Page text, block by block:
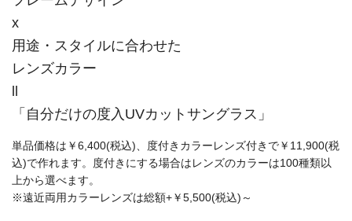
x
用途・スタイルに合わせた
レンズカラー
ll
「自分だけの度入UVカットサングラス」
単品価格は￥6,400(税込)、度付きカラーレンズ付きで￥11,900(税
込)で作れます。度付きにする場合はレンズのカラーは100種類以
上から選べます。
※遠近両用カラーレンズは総額+￥5,500(税込)～